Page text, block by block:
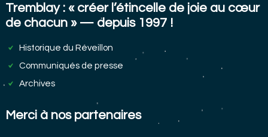
Tremblay : « créer l’étincelle de joie au cœur
de chacun » — depuis 1997 !
Historique du Réveillon
Communiqués de presse
Archives
Merci à nos partenaires